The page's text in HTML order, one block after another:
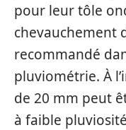
pour leur tôle
chevauchement
recommandé
pluviométrie. À
de 20 mm peut
à faible